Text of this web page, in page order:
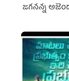
జగనన్న